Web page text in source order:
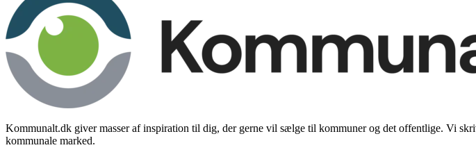
Kommunalt.dk giver masser af inspiration til dig, der gerne vil sælge til kommuner og det offentlige. Vi
kommunale marked.